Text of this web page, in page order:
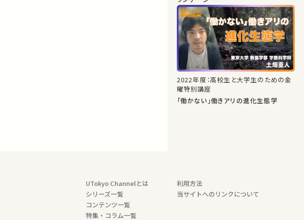
2022年度：高校生と大学生のための金
曜特別講座
「働かない」働きアリの進化生態学
UTokyo Channelとは
シリーズ一覧
コンテンツ一覧
特集・コラム一覧
利用方法
当サイトへのリンクについて